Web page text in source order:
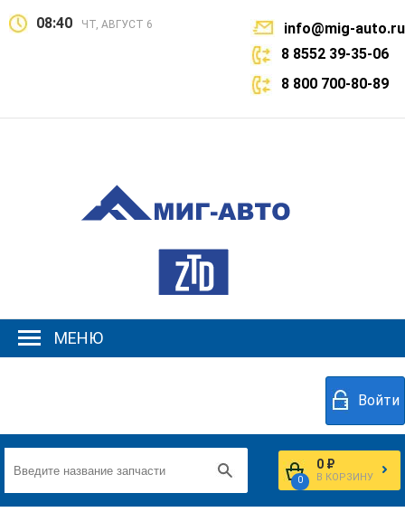
08:40 ЧТ, АВГУСТ 6
info@mig-auto.ru
8 8552 39-35-06
8 800 700-80-89
МЕНЮ
Войти
0
0 ₽
В КОРЗИНУ